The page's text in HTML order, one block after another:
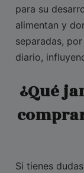
para su
alimentan y
separadas,
diario,
¿Qué
Si tienes